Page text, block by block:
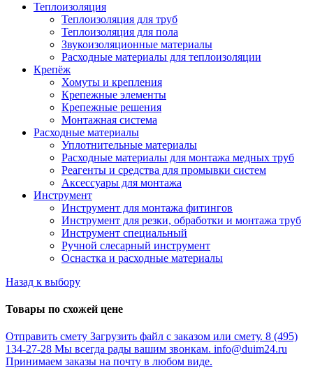
Теплоизоляция
Теплоизоляция для труб
Теплоизоляция для пола
Звукоизоляционные материалы
Расходные материалы для теплоизоляции
Крепёж
Хомуты и крепления
Крепежные элементы
Крепежные решения
Монтажная система
Расходные материалы
Уплотнительные материалы
Расходные материалы для монтажа медных труб
Реагенты и средства для промывки систем
Аксессуары для монтажа
Инструмент
Инструмент для монтажа фитингов
Инструмент для резки, обработки и монтажа труб
Инструмент специальный
Ручной слесарный инструмент
Оснастка и расходные материалы
Назад к выбору
Товары по схожей цене
Отправить смету Загрузить файл с заказом или смету. 8 (495)
134-27-28 Мы всегда рады вашим звонкам. info@duim24.ru
Принимаем заказы на почту в любом виде.